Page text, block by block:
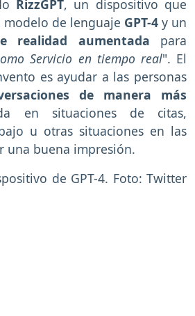
RizzGPT, un dispositivo que
de lenguaje GPT-4 y un
realidad aumentada para
Servicio en tiempo real". El
es ayudar a las personas
de manera más
en situaciones de citas,
u otras situaciones en las
una buena impresión.